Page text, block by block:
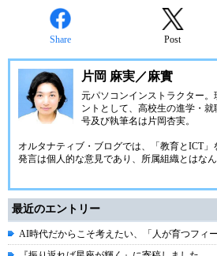
Share Post
片岡 麻実／麻實
元パソコンインストラクター
ントとして、高校生の進学・
号及び執筆名は片岡杏実。
オルタナティブ・ブログでは、「教育とICT」
発言は個人的な意見であり、所属組織とはなん
最近のエントリー
AI時代だからこそ考えたい、「人が育つフィ